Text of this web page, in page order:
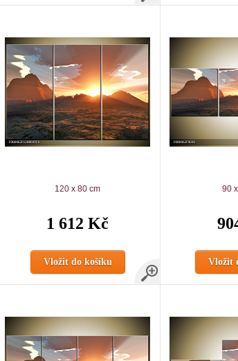
120 x 80 cm
1 612 Kč
Vložit do košíku
90
Vložit